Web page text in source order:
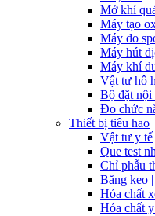
Mở khí
Máy tạo
Máy đo
Máy hút
Máy khí
Vật tư hô
Bộ đặt nội
Đo chức
Thiết bị tiêu hao
Vật tư y tế
Que test
Chỉ phẫu
Băng keo
Hóa chất
Hóa chất